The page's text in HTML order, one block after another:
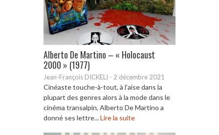
Alberto De Martino – « Holocaust
2000 » (1977)
Jean-François DICKELI - 2 décembre 2021
Cinéaste touche-à-tout, à l’aise dans la
plupart des genres alors à la mode dans le
cinéma transalpin, Alberto De Martino a
donné ses lettre...Lire la suite